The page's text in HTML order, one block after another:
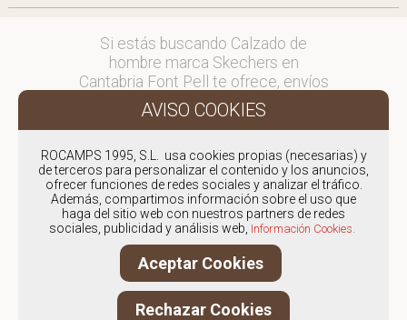
Si estás buscando Calzado de
hombre marca Skechers en
Cantabria Font Pell te ofrece, envíos
y devoluciones gratuítos a Península
y Baleares, para otros destinos
en comercial@fontpell.com.
Los envíos a Cantabria gestionados
entre semana se entregarán en
menos de 48 horas; los pedidos
realizados en fin de semana, el
producto se enviará a partir del
lunes.
ROCAMPS 1995, S.L. usa cookies propias (necesarias) y
de terceros para personalizar el contenido y los anuncios,
ofrecer funciones de redes sociales y analizar el tráfico.
Además, compartimos información sobre el uso que
haga del sitio web con nuestros partners de redes
sociales, publicidad y análisis web, Información Cookies.
Aceptar Cookies
Rechazar Cookies